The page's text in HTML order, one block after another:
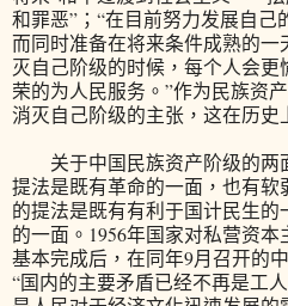
和罪恶”；“在目前努力发展自己
而同时准备在将来条件成熟的
灭自己阶级的时候，每个人会
荣的为人民服务。”作为民族资
消灭自己阶级的主张，这在历史
关于中国民族资产阶级的两
提法是既有革命的一面，也有
的提法是既有有利于国计民生
的一面。1956年国家对私营资
基本完成后，在同年9月召开的
“国内的主要矛盾已经不再是工